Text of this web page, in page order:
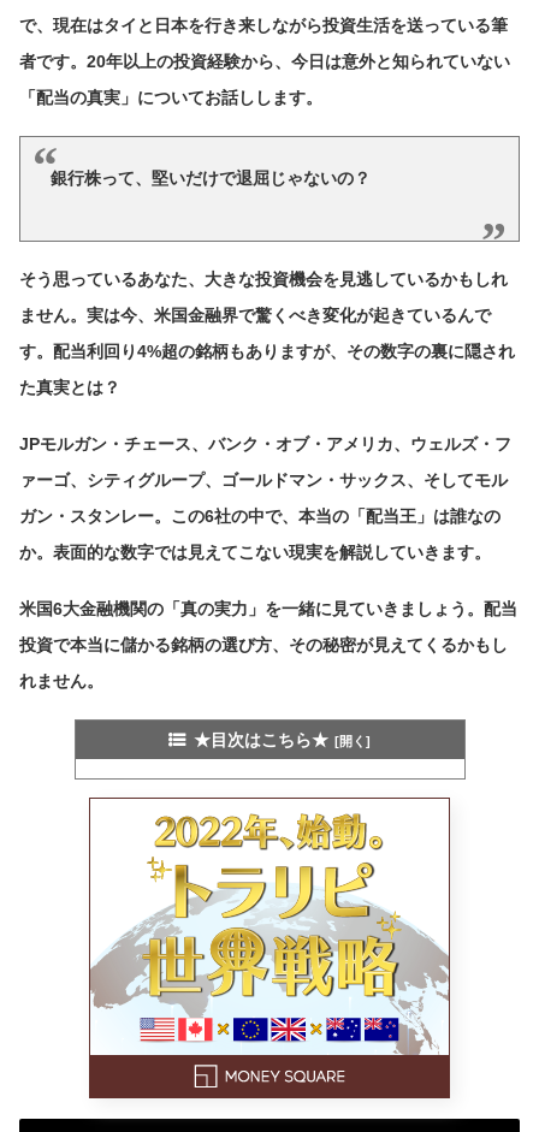
で、現在はタイと日本を行き来しながら投資生活を送っている筆
者です。20年以上の投資経験から、今日は意外と知られていない
「配当の真実」についてお話しします。
銀行株って、堅いだけで退屈じゃないの？
そう思っているあなた、大きな投資機会を見逃しているかもしれ
ません。実は今、米国金融界で驚くべき変化が起きているんで
す。配当利回り4%超の銘柄もありますが、その数字の裏に隠され
た真実とは？
JPモルガン・チェース、バンク・オブ・アメリカ、ウェルズ・フ
ァーゴ、シティグループ、ゴールドマン・サックス、そしてモル
ガン・スタンレー。この6社の中で、本当の「配当王」は誰なの
か。表面的な数字では見えてこない現実を解説していきます。
米国6大金融機関の「真の実力」を一緒に見ていきましょう。配当
投資で本当に儲かる銘柄の選び方、その秘密が見えてくるかもし
れません。
★目次はこちら★